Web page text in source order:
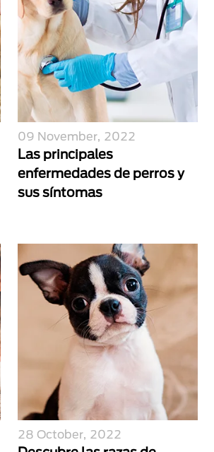
09 November, 2022
Las principales
enfermedades de perros y
sus síntomas
28 October, 2022